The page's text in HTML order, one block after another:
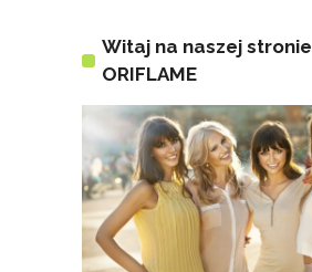
Witaj na naszej stronie
ORIFLAME